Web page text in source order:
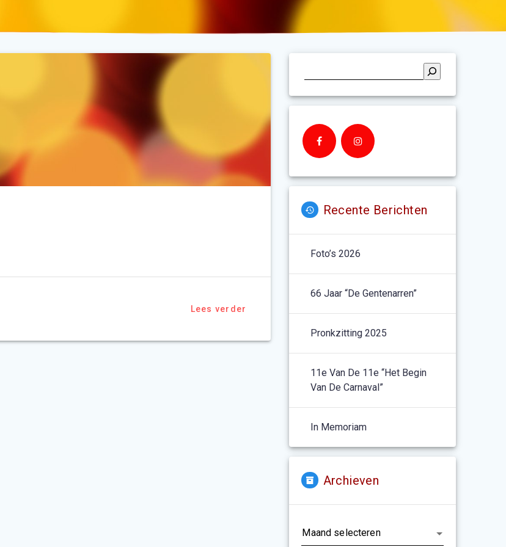
Lees verder
Recente Berichten
Foto’s 2026
66 Jaar “De Gentenarren”
Pronkzitting 2025
11e Van De 11e “het Begin
Van De Carnaval”
In Memoriam
Archieven